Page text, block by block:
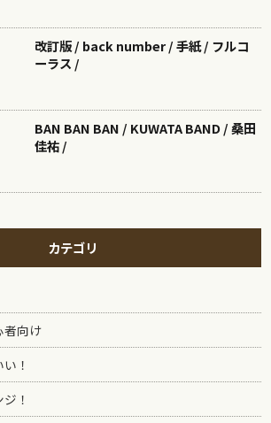
改訂版 / back number / 手紙 / フルコ
ーラス /
BAN BAN BAN / KUWATA BAND / 桑田
佳祐 /
カテゴリ
者向け
！
！